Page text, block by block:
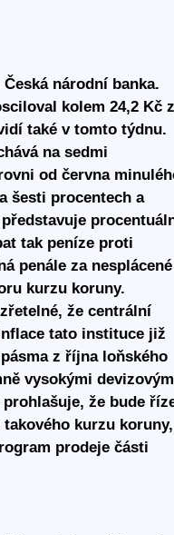
národní banka.
kolem 24,2 Kč
také v tomto týdnu.
na sedmi
od června
šesti procentech a
tak peníze proti
penále za nesplácené
kurzu koruny.
že centrální
tato instituce již
z října loňského
vysokými
že bude
kurzu koruny,
prodeje části